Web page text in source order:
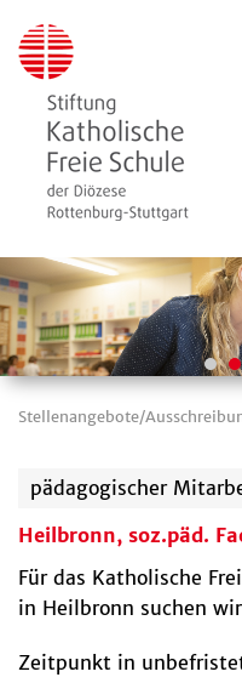
Stellenangebote/
pädagogischer
Heilbronn, soz.päd.
Für das Katholische
in Heilbronn suchen
Zeitpunkt in